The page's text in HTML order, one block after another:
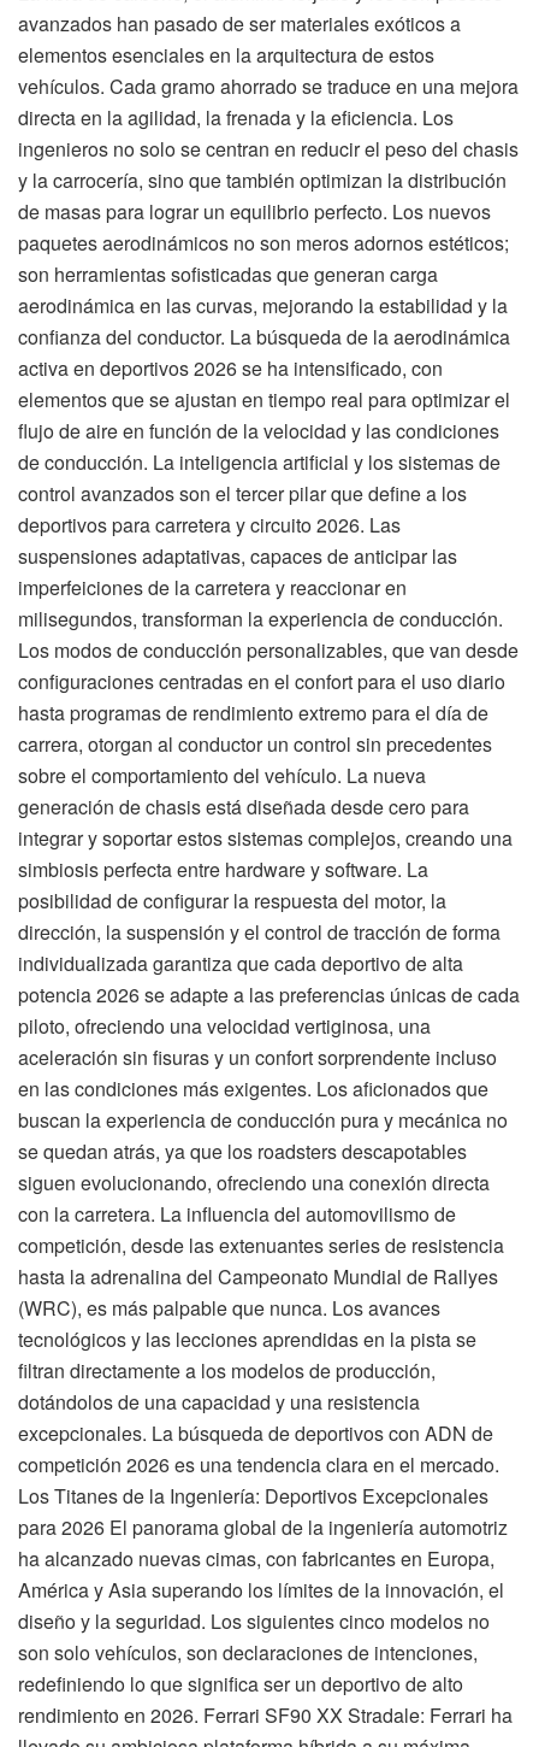
avanzados han pasado de ser materiales exóticos a
elementos esenciales en la arquitectura de estos
vehículos. Cada gramo ahorrado se traduce en una mejora
directa en la agilidad, la frenada y la eficiencia. Los
ingenieros no solo se centran en reducir el peso del chasis
y la carrocería, sino que también optimizan la distribución
de masas para lograr un equilibrio perfecto. Los nuevos
paquetes aerodinámicos no son meros adornos estéticos;
son herramientas sofisticadas que generan carga
aerodinámica en las curvas, mejorando la estabilidad y la
confianza del conductor. La búsqueda de la aerodinámica
activa en deportivos 2026 se ha intensificado, con
elementos que se ajustan en tiempo real para optimizar el
flujo de aire en función de la velocidad y las condiciones
de conducción. La inteligencia artificial y los sistemas de
control avanzados son el tercer pilar que define a los
deportivos para carretera y circuito 2026. Las
suspensiones adaptativas, capaces de anticipar las
imperfeiciones de la carretera y reaccionar en
milisegundos, transforman la experiencia de conducción.
Los modos de conducción personalizables, que van desde
configuraciones centradas en el confort para el uso diario
hasta programas de rendimiento extremo para el día de
carrera, otorgan al conductor un control sin precedentes
sobre el comportamiento del vehículo. La nueva
generación de chasis está diseñada desde cero para
integrar y soportar estos sistemas complejos, creando una
simbiosis perfecta entre hardware y software. La
posibilidad de configurar la respuesta del motor, la
dirección, la suspensión y el control de tracción de forma
individualizada garantiza que cada deportivo de alta
potencia 2026 se adapte a las preferencias únicas de cada
piloto, ofreciendo una velocidad vertiginosa, una
aceleración sin fisuras y un confort sorprendente incluso
en las condiciones más exigentes. Los aficionados que
buscan la experiencia de conducción pura y mecánica no
se quedan atrás, ya que los roadsters descapotables
siguen evolucionando, ofreciendo una conexión directa
con la carretera. La influencia del automovilismo de
competición, desde las extenuantes series de resistencia
hasta la adrenalina del Campeonato Mundial de Rallyes
(WRC), es más palpable que nunca. Los avances
tecnológicos y las lecciones aprendidas en la pista se
filtran directamente a los modelos de producción,
dotándolos de una capacidad y una resistencia
excepcionales. La búsqueda de deportivos con ADN de
competición 2026 es una tendencia clara en el mercado.
Los Titanes de la Ingeniería: Deportivos Excepcionales
para 2026 El panorama global de la ingeniería automotriz
ha alcanzado nuevas cimas, con fabricantes en Europa,
América y Asia superando los límites de la innovación, el
diseño y la seguridad. Los siguientes cinco modelos no
son solo vehículos, son declaraciones de intenciones,
redefiniendo lo que significa ser un deportivo de alto
rendimiento en 2026. Ferrari SF90 XX Stradale: Ferrari ha